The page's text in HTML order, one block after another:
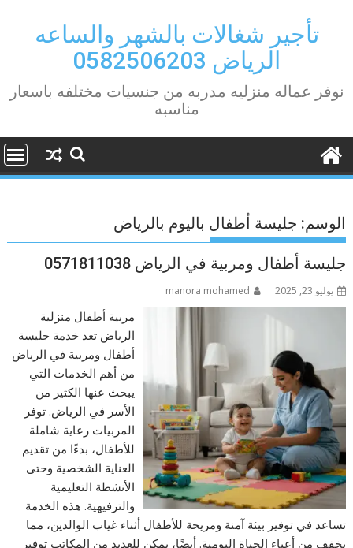
contentتأجير شغالات بالشهر والساعه
الرياض 0582506203
نوفر عماله منزليه مدربه من جنسيات مختلفه باسعار
مناسبه
الوسم: جليسة أطفال باليوم بالرياض
جليسة أطفال ومربية في الرياض 0571811038
يوليو 23, 2025 manora mohamed
مربية أطفال منزلية
الرياض تعد خدمة جليسة
أطفال ومربية في الرياض
من أهم الخدمات التي
يبحث عنها الكثير من
الأسر في الرياض. توفر
المربيات رعاية شاملة
للأطفال، بدءًا من تقديم
العناية الشخصية وحتى
الأنشطة التعليمية
والترفيهية. هذه الخدمة
تساعد في توفير بيئة آمنة ومريحة للأطفال أثناء غياب الوالدين، مما
يخفف من أعباء الحياة اليومية. أيضًا، يمكن للعديد من المكاتب توفير